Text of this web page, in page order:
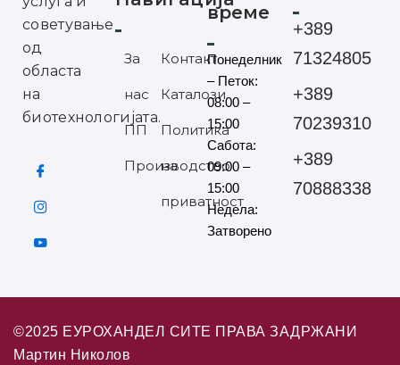
советување
од
областа
на
биотехнологијата.
За
нас
ПП
Производство
Контакт
Каталози
Политика
на
приватност
време
Понеделник
– Петок:
08:00 –
15:00
Сабота:
09:00 –
15:00
Недела:
Затворено
+389
71324805
+389
70239310
+389
70888338
©2025 ЕУРОХАНДЕЛ СИТЕ ПРАВА ЗАДРЖАНИ
Мартин Николов